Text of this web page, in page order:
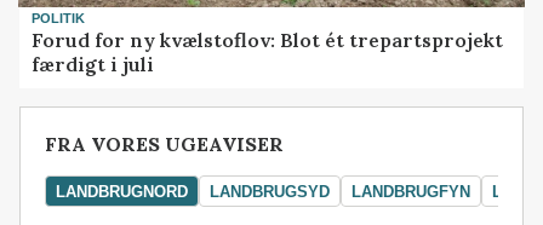
POLITIK
Forud for ny kvælstoflov: Blot ét trepartsprojekt
færdigt i juli
FRA VORES UGEAVISER
LANDBRUGNORD LANDBRUGSYD LANDBRUGFYN